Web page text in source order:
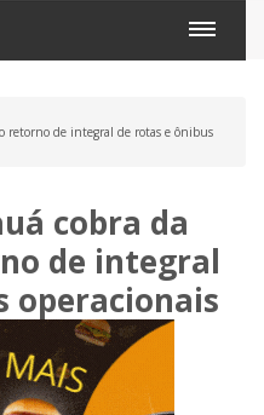
retorno de integral de rotas e ônibus
cobra da
de integral
operacionais